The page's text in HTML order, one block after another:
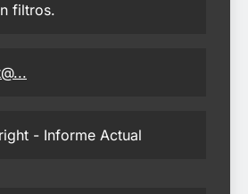
filtros.
- Informe Actual